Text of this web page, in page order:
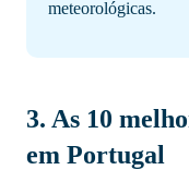
meteorológicas.
3. As 10
em Portugal